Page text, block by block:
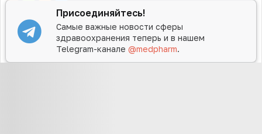
Присоединяйтесь!
Самые важные новости сферы
здравоохранения теперь и в нашем
Telegram-канале@medpharm.